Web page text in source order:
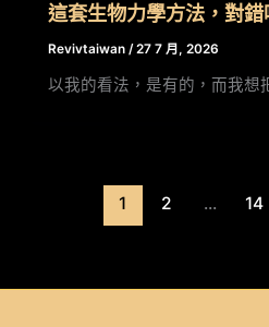
這套生物力學方法，對
Revivtaiwan/27 7 月, 2026
以我的看法，是有的，而我想
1 2 ... 14